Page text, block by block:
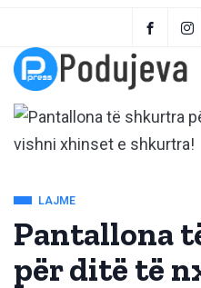
LAJME
Pantallona
për ditë të